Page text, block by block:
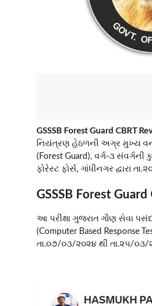
GSSSB Forest Guard CBRT
નિયંત્રણ હેઠળની અગ્ર મુખ્ય વન
(Forest Guard), વર્ગ-૩
ફોરેસ્ટ ફોર્સ, ગાંધીનગર દ્વારા
GSSSB Forest
આ પરીક્ષા ગુજરાત ગૌણ સેવા
(Computer Based Response
તા.૦૭/૦૩/૨૦૨૪ થી તા.૨૫/